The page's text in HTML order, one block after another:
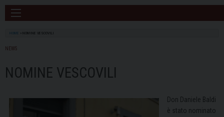
HOME NOMINE VESCOVILI
NEWS
NOMINE VESCOVILI
Don Daniele Baldi
è stato nominato